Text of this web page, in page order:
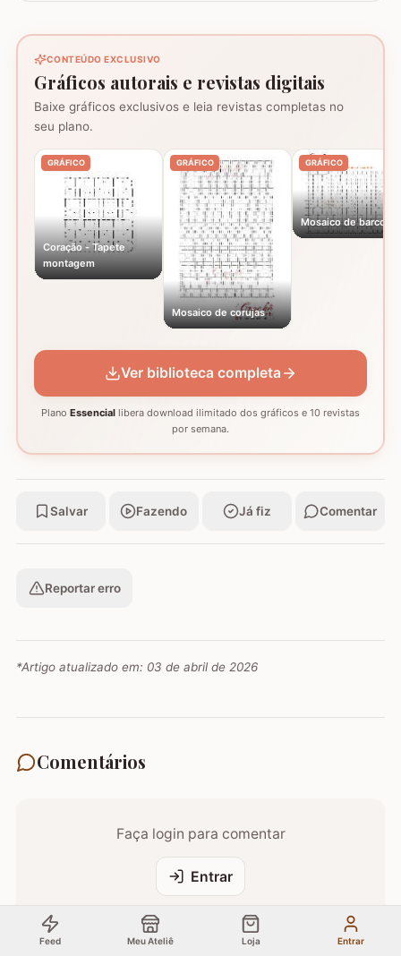
CONTEÚDO EXCLUSIVO
Gráficos autorais e revistas digitais
Baixe gráficos exclusivos e leia revistas completas no
seu plano.
GRÁFICO
Coração - Tapete
montagem
GRÁFICO
Mosaico de corujas
GRÁFICO
Mosaico de barcos
Ver biblioteca completa
Plano Essencial libera download ilimitado dos gráficos e 10 revistas
por semana.
Salvar Fazendo Já fiz Comentar
Reportar erro
*Artigo atualizado em: 03 de abril de 2026
Comentários
Faça login para comentar
Entrar
Feed Meu Ateliê Loja Entrar